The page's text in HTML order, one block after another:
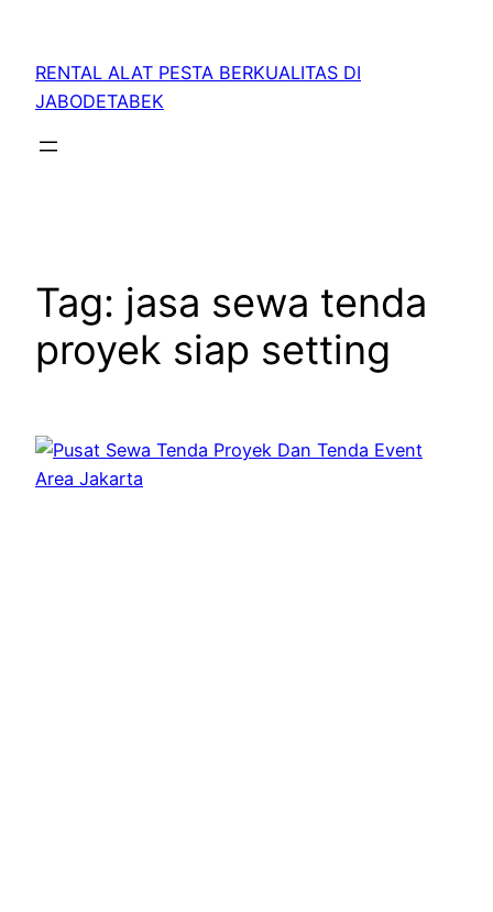
RENTAL ALAT PESTA BERKUALITAS DI
JABODETABEK
Tag: jasa sewa tenda
proyek siap setting